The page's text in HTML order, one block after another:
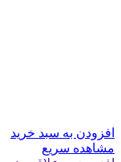
افزودن به سبد خرید
مشاهده سریع